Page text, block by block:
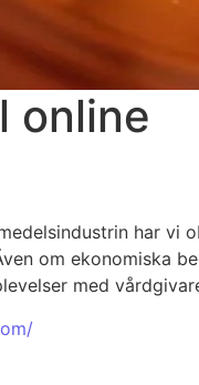
online
har vi
om ekonomiska
med